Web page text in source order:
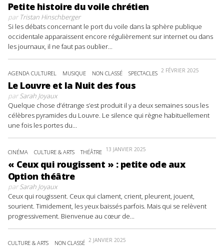
Petite histoire du voile chrétien
parTristan Hinschberger
Si les débats concernant le port du voile dans la sphère publique
occidentale apparaissent encore régulièrement sur internet ou dans
les journaux, il ne faut pas oublier...
AGENDA CULTUREL MUSIQUE NON CLASSÉ SPECTACLES 2 FÉVRIER 2025
Le Louvre et la Nuit des fous
parSarah Joyaux
Quelque chose d’étrange s’est produit il y a deux semaines sous les
célèbres pyramides du Louvre. Le silence qui règne habituellement
une fois les portes du...
CINÉMA CULTURE & ARTS THÉÂTRE 13 JANVIER 2025
« Ceux qui rougissent » : petite ode aux
Option théâtre
parSarah Joyaux
Ceux qui rougissent. Ceux qui clament, crient, pleurent, jouent,
sourient. Timidement, les yeux baissés parfois. Mais qui se relèvent
progressivement. Bienvenue au cœur de...
CULTURE & ARTS NON CLASSÉ 2 JANVIER 2025